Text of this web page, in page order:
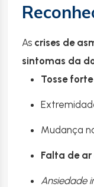
As crises de
sintomas da
Tosse
Mudança
Falta de ar
Ansiedade